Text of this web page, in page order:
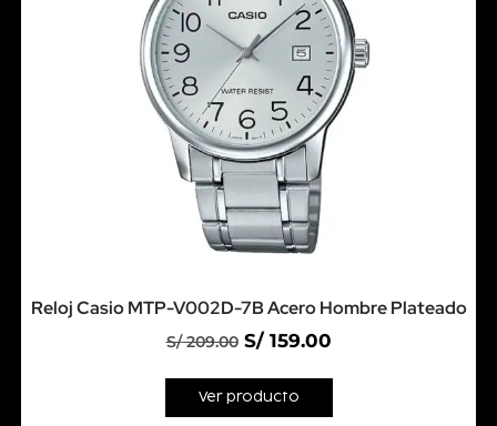
Reloj Casio MTP-V002D-7B Acero Hombre Plateado
S/209.00 S/159.00
Ver producto